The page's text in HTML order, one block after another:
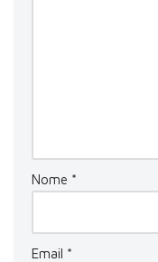
Nome *
Email *